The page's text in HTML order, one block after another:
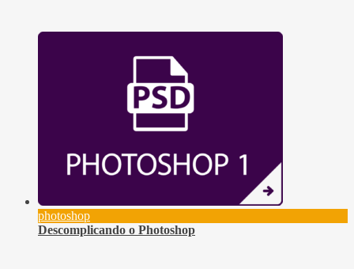
photoshop
Descomplicando o Photoshop